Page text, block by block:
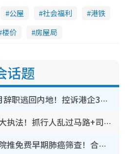
公屋 社会福利
港铁
楼价 房屋局
话题
高才通来港2个月辞职逃回内地！控诉港企3宗罪，叹微管理极窒息
警方即日起全港大执法！抓行人乱过马路+司机不专注驾驶！乱过马路罚$2000
港大公共卫生学院推免费早期肺癌筛查！合资格人士将获全额资助定期血液化验/电脑断层扫描/风险评估